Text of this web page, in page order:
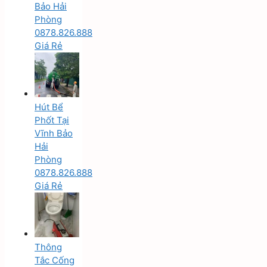
Bảo Hải
Phòng
0878.826.888
Giá Rẻ
Hút Bể
Phốt Tại
Vĩnh Bảo
Hải
Phòng
0878.826.888
Giá Rẻ
Thông
Tắc Cống